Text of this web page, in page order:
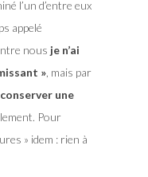
l’un d’entre eux
appelé
nous je n’ai
», mais par
une
Pour
» idem : rien à